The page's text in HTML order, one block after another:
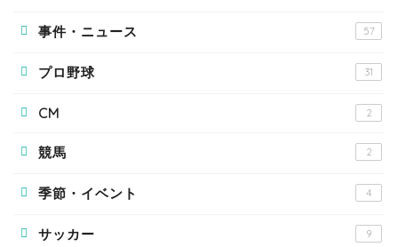
事件・ニュース 57
プロ野球 31
CM 2
競馬 2
季節・イベント 4
サッカー 9